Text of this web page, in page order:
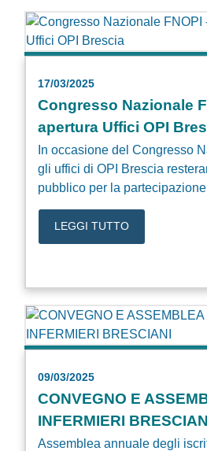
17/03/2025
Congresso Nazionale
apertura Uffici OPI
In occasione del Congresso
gli uffici di OPI Brescia
pubblico per la
LEGGI TUTTO
09/03/2025
CONVEGNO E
INFERMIERI
Assemblea annuale degli